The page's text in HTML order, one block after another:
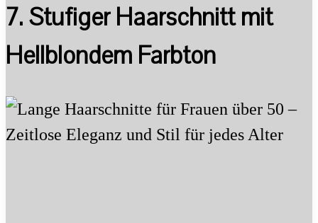
7. Stufiger Haarschnitt mit
Hellblondem Farbton